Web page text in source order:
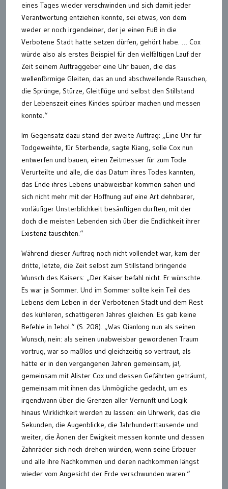
eines Tages wieder verschwinden und sich damit jeder
Verantwortung entziehen konnte, sei etwas, von dem
weder er noch irgendeiner, der je einen Fuß in die
Verbotene Stadt hatte setzen dürfen, gehört habe. … Cox
würde also als erstes Beispiel für den vielfältigen Lauf der
Zeit seinem Auftraggeber eine Uhr bauen, die das
wellenförmige Gleiten, das an und abschwellende Rauschen,
die Sprünge, Stürze, Gleitflüge und selbst den Stillstand
der Lebenszeit eines Kindes spürbar machen und messen
konnte.“
Im Gegensatz dazu stand der zweite Auftrag: „Eine Uhr für
Todgeweihte, für Sterbende, sagte Kiang, solle Cox nun
entwerfen und bauen, einen Zeitmesser für zum Tode
Verurteilte und alle, die das Datum ihres Todes kannten,
das Ende ihres Lebens unabweisbar kommen sahen und
sich nicht mehr mit der Hoffnung auf eine Art dehnbarer,
vorläufiger Unsterblichkeit besänftigen durften, mit der
doch die meisten Lebenden sich über die Endlichkeit ihrer
Existenz täuschten.“
Während dieser Auftrag noch nicht vollendet war, kam der
dritte, letzte, die Zeit selbst zum Stillstand bringende
Wunsch des Kaisers: „Der Kaiser befahl nicht. Er wünschte.
Es war ja Sommer. Und im Sommer sollte kein Teil des
Lebens dem Leben in der Verbotenen Stadt und dem Rest
des kühleren, schattigeren Jahres gleichen. Es gab keine
Befehle in Jehol.“ (S. 208). „Was Qianlong nun als seinen
Wunsch, nein: als seinen unabweisbar gewordenen Traum
vortrug, war so maßlos und gleichzeitig so vertraut, als
hätte er in den vergangenen Jahren gemeinsam, ja!,
gemeinsam mit Alister Cox und dessen Gefährten geträumt,
gemeinsam mit ihnen das Unmögliche gedacht, um es
irgendwann über die Grenzen aller Vernunft und Logik
hinaus Wirklichkeit werden zu lassen: ein Uhrwerk, das die
Sekunden, die Augenblicke, die Jahrhunderttausende und
weiter, die Äonen der Ewigkeit messen konnte und dessen
Zahnräder sich noch drehen würden, wenn seine Erbauer
und alle ihre Nachkommen und deren nachkommen längst
wieder vom Angesicht der Erde verschwunden waren.“